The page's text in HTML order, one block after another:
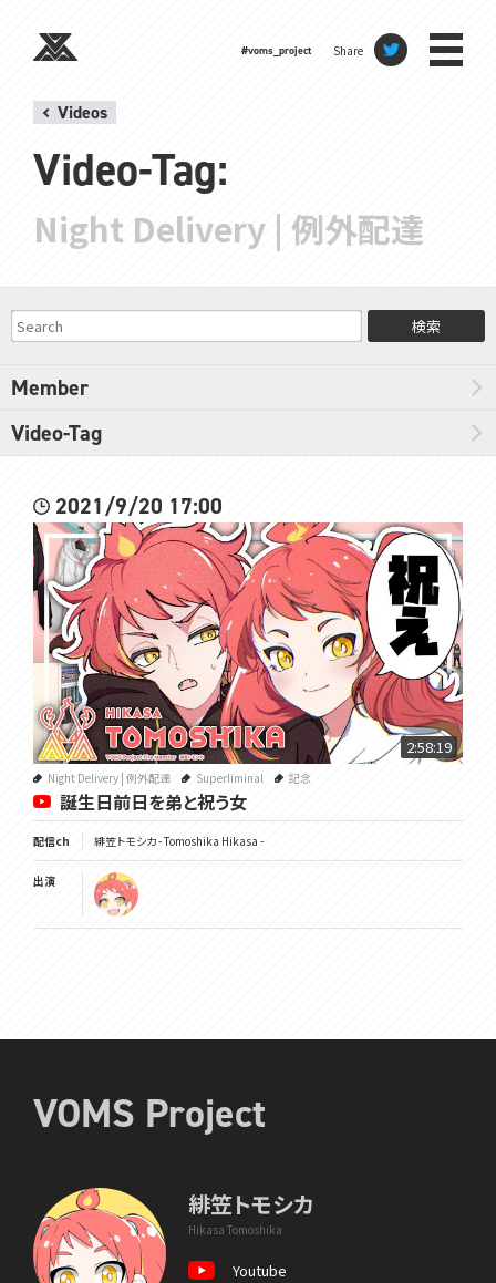
#voms_project Share
Videos
Video-Tag:
Night Delivery | 例外配達
検索
Member
Video-Tag
2021/9/20 17:00
2:58:19
Night Delivery | 例外配達 Superliminal 記念
誕生日前日を弟と祝う女
配信ch 緋笠トモシカ - Tomoshika Hikasa -
出演
VOMS Project
緋笠トモシカ
Hikasa Tomoshika
Youtube